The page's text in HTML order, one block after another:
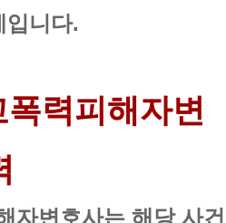
입니다.
폭력피해자변
자변호사는 해당 사건